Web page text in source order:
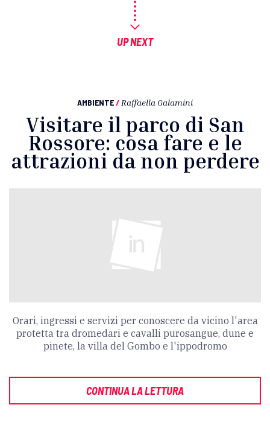
UP NEXT
AMBIENTE/ Raffaella Galamini
Visitare il parco di San
Rossore: cosa fare e le
attrazioni da non perdere
Orari, ingressi e servizi per conoscere da vicino l'area
protetta tra dromedari e cavalli purosangue, dune e
pinete, la villa del Gombo e l'ippodromo
CONTINUA LA LETTURA